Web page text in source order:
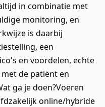
in combinatie met
monitoring, en
is daarbij
een
en voordelen, echte
de patiënt en
ga je doen?Voeren
online/hybride